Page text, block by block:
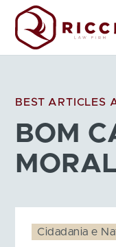
BEST ARTICLES
BOM
Cidadania e